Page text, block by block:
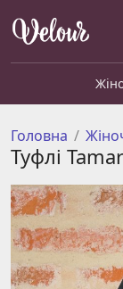
Головна
Туфлі